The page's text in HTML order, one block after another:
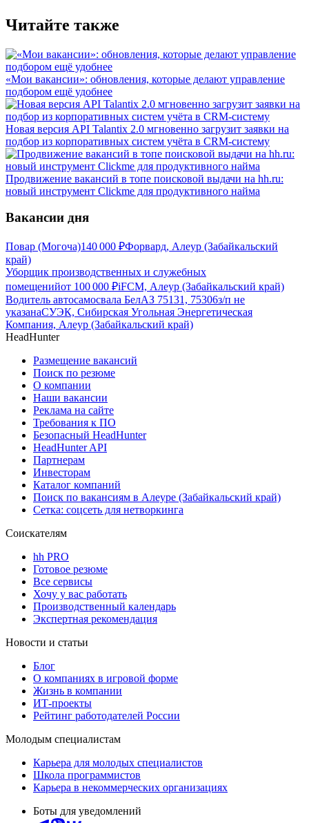
Читайте также
«Мои вакансии»: обновления, которые делают управление
подбором ещё удобнее
Новая версия API Talantix 2.0 мгновенно загрузит заявки на
подбор из корпоративных систем учёта в CRM-систему
Продвижение вакансий в топе поисковой выдачи на hh.ru:
новый инструмент Clickme для продуктивного найма
Вакансии дня
Повар (Могоча)140 000 ₽Форвард, Алеур (Забайкальский
край)
Уборщик производственных и служебных
помещенийот 100 000 ₽iFCM, Алеур (Забайкальский край)
Водитель автосамосвала БелАЗ 75131, 75306з/п не
указанаСУЭК, Сибирская Угольная Энергетическая
Компания, Алеур (Забайкальский край)
HeadHunter
Размещение вакансий
Поиск по резюме
О компании
Наши вакансии
Реклама на сайте
Требования к ПО
Безопасный HeadHunter
HeadHunter API
Партнерам
Инвесторам
Каталог компаний
Поиск по вакансиям в Алеуре (Забайкальский край)
Сетка: соцсеть для нетворкинга
Соискателям
hh PRO
Готовое резюме
Все сервисы
Хочу у вас работать
Производственный календарь
Экспертная рекомендация
Новости и статьи
Блог
О компаниях в игровой форме
Жизнь в компании
ИТ-проекты
Рейтинг работодателей России
Молодым специалистам
Карьера для молодых специалистов
Школа программистов
Карьера в некоммерческих организациях
Боты для уведомлений